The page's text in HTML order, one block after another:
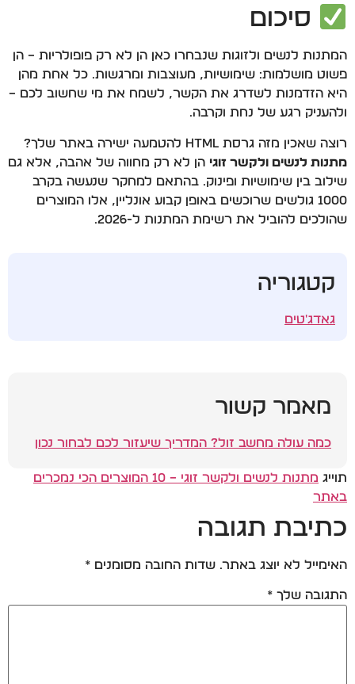
סיכום
המתנות לנשים ולזוגות שנבחרו כאן הן לא רק פופולריות – הן
פשוט מושלמות: שימושיות, מעוצבות ומרגשות. כל אחת מהן
היא הזדמנות לשדרג את הקשר, לשמח את מי שחשוב לכם –
ולהעניק רגע של נחת וקרבה.
רוצה שאכין מזה גרסת HTML להטמעה ישירה באתר שלך?
מתנות לנשים ולקשר זוגי הן לא רק מחווה של אהבה, אלא גם
שילוב בין שימושיות ופינוק. בהתאם למחקר שנעשה בקרב
1000 גולשים שרוכשים באופן קבוע אונליין, אלו המוצרים
שהולכים להוביל את רשימת המתנות ל-2026.
קטגוריה
גאדג'טים
מאמר קשור
כמה עולה מחשב זול? המדריך שיעזור לכם לבחור נכון
תוייג
מתנות לנשים ולקשר זוגי – 10 המוצרים הכי נמכרים
באתר
כתיבת תגובה
האימייל לא יוצג באתר. שדות החובה מסומנים *
התגובה שלך *